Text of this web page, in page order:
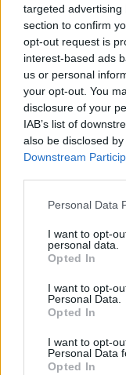
targeted
section to confirm
opt-out request is
interest-based ads
us or personal
your opt-out. You
disclosure of your
IAB’s list of
also be disclosed
Downstream
Personal Data
I want to opt-
personal data.
Opted In
I want to opt-
Personal Data.
Opted In
I want to opt-
Personal Data
Opted In
τίτλο«Μηδενική
Πρόκειται για
εντατικοποιεί
μοτοποδηλάτων,
ενοικιαζόμενων
επαγγελματιών
Αστυνομίας, με
και την
#ΕΛΑΣ
#Τροχαία